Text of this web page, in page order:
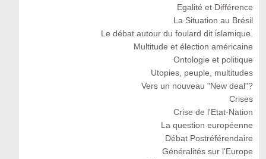
Egalité et Différence
La Situation au Brésil
Le débat autour du foulard dit islamique.
Multitude et élection américaine
Ontologie et politique
Utopies, peuple, multitudes
Vers un nouveau "New deal"?
Crises
Crise de l'Etat-Nation
La question européenne
Débat Postréférendaire
Généralités sur l'Europe